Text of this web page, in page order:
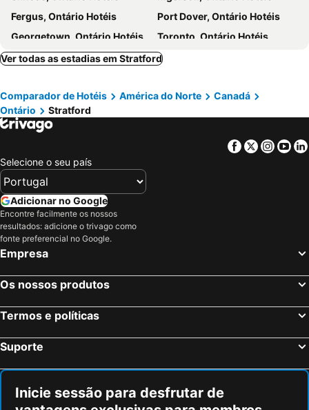
Fergus, Ontário Hotéis
Port Dover, Ontário Hotéis
Georgetown, Ontário Hotéis
Toronto, Ontário Hotéis
Cataratas do Niágara, Ontário Hotéis
Montreal, Quebeque Hotéis
Mississauga, Ontário Hotéis
Otava, Ontário Hotéis
Jasper, Alberta Hotéis
London, Ontário Hotéis
Ver todas as estadias em Stratford
Comparador de Hotéis América do Norte
Canadá
Ontário
Stratford
Facebook
Twitter
Selecione o seu país
Adicionar no Google
Encontre facilmente os nossos
resultados: adicione o trivago como
fonte preferencial no Google.
Empresa
Os nossos produtos
Termos e políticas
Suporte
Inicie sessão para desfrutar de